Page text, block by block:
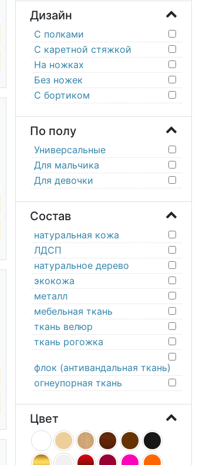
Дизайн
С полками
С каретной стяжкой
На ножках
Без ножек
С бортиком
По полу
Универсальные
Для мальчика
Для девочки
Состав
натуральная кожа
ЛДСП
натуральное дерево
экокожа
металл
мебельная ткань
ткань велюр
ткань рогожка
флок (антивандальная ткань)
огнеупорная ткань
Цвет